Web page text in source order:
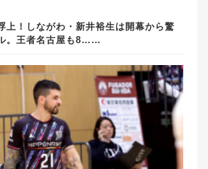
上！しながわ・新井裕生は開幕から驚
。王者名古屋も8……